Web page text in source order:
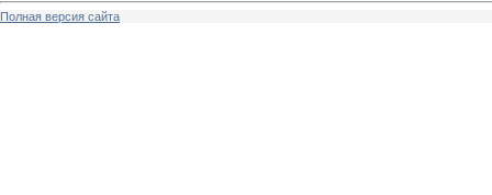
Полная версия сайта